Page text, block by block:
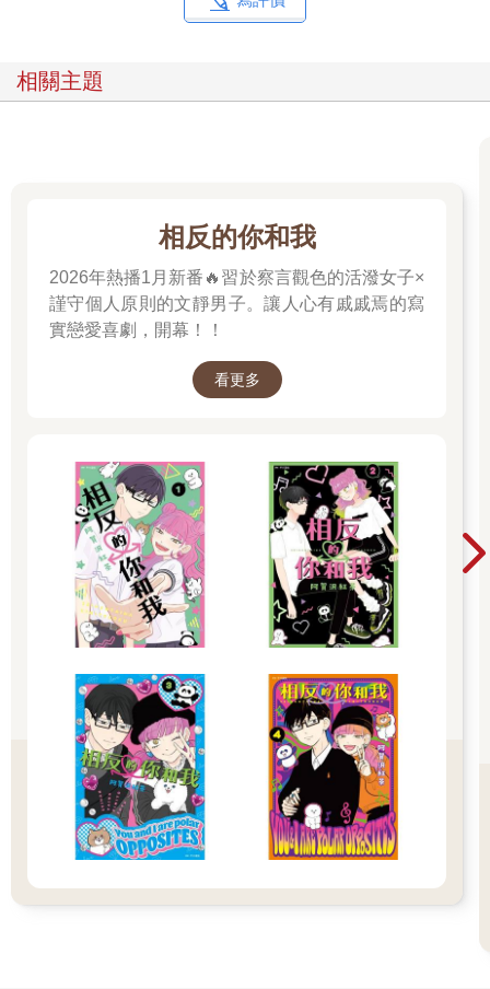
相關主題
相反的你和我
2026年熱播1月新番🔥習於察言觀色的活潑女子×
謹守個人原則的文靜男子。讓人心有戚戚焉的寫
實戀愛喜劇，開幕！！
看更多